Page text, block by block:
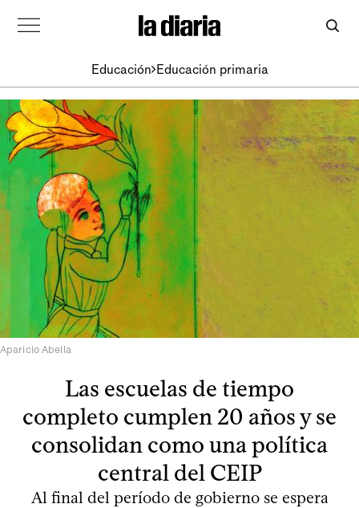
Educación Educación primaria
Aparicio Abella
Las escuelas de tiempo
completo cumplen 20 años y se
consolidan como una política
central del CEIP
Al final del período de gobierno se espera